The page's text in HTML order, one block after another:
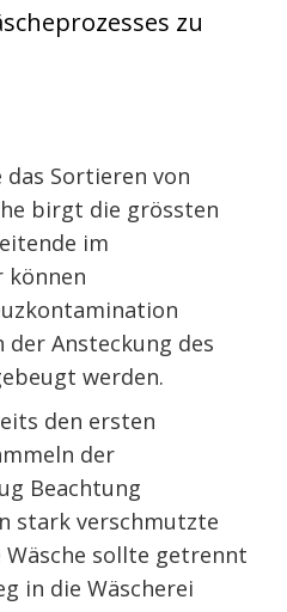
zu
Sortieren von
birgt die grössten
im
können
Ansteckung des
werden.
den ersten
der
Beachtung
stark verschmutzte
sollte getrennt
in die Wäscherei